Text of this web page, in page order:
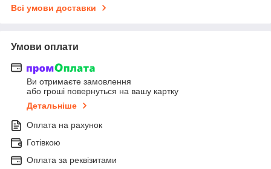
Всі умови доставки
Умови оплати
Ви отримаєте замовлення
або гроші повернуться на вашу картку
Детальніше
Оплата на рахунок
Готівкою
Оплата за реквізитами